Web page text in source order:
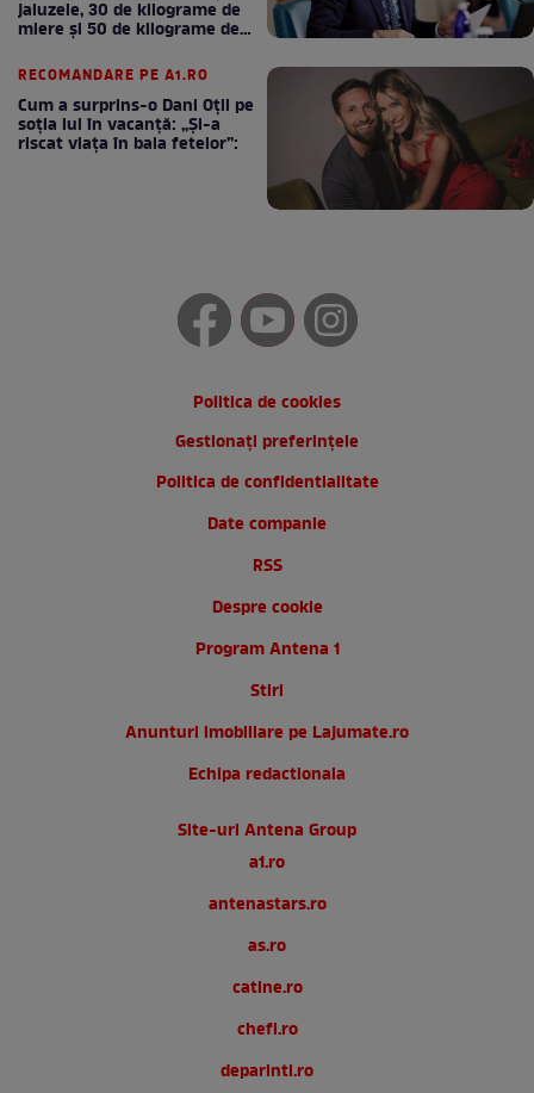
jaluzele, 30 de kilograme de
miere și 50 de kilograme de
RECOMANDARE PE A1.RO
Cum a surprins-o Dani Oțil pe
soția lui în vacanță: „Și-a
riscat viața în baia fetelor”:
Politica de cookies
Gestionați preferințele
Politica de confidentialitate
Date companie
RSS
Despre cookie
Program Antena 1
Stiri
Anunturi imobiliare pe Lajumate.ro
Echipa redactionala
Site-uri Antena Group
a1.ro
antenastars.ro
as.ro
catine.ro
chefi.ro
deparinti.ro